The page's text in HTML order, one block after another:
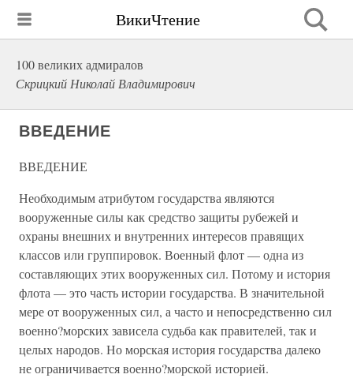
ВикиЧтение
100 великих адмиралов
Скрицкий Николай Владимирович
ВВЕДЕНИЕ
ВВЕДЕНИЕ
Необходимым атрибутом государства являются
вооруженные силы как средство защиты рубежей и
охраны внешних и внутренних интересов правящих
классов или группировок. Военный флот — одна из
составляющих этих вооруженных сил. Потому и история
флота — это часть истории государства. В значительной
мере от вооруженных сил, а часто и непосредственно сил
военно?морских зависела судьба как правителей, так и
целых народов. Но морская история государства далеко
не ограничивается военно?морской историей.